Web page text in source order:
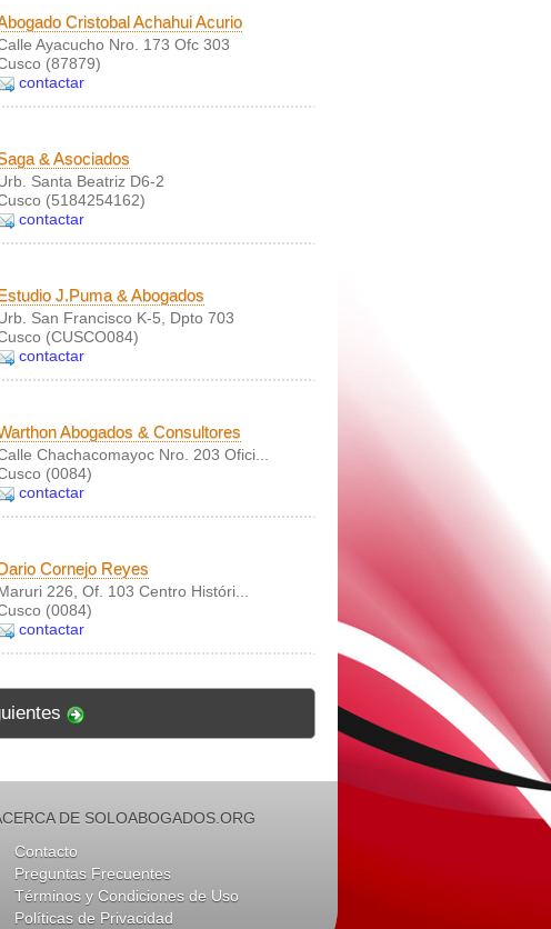
Cristobal Achahui Acurio
Ayacucho Nro. 173 Ofc 303
(87879)
contactar
& Asociados
Santa Beatriz D6-2
(5184254162)
contactar
J.Puma & Abogados
San Francisco K-5, Dpto 703
(CUSCO084)
contactar
Abogados & Consultores
Chachacomayoc Nro. 203 Ofici...
(0084)
contactar
Cornejo Reyes
226, Of. 103 Centro Históri...
(0084)
contactar
DE SOLOABOGADOS.ORG
Contacto
Preguntas Frecuentes
Términos y Condiciones de Uso
Políticas de Privacidad